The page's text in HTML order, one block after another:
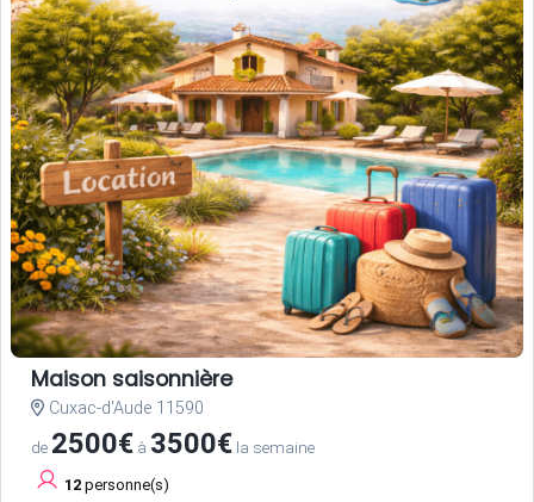
Maison saisonnière
Cuxac-d'Aude 11590
de 2500€ à 3500€ la semaine
12 personne(s)